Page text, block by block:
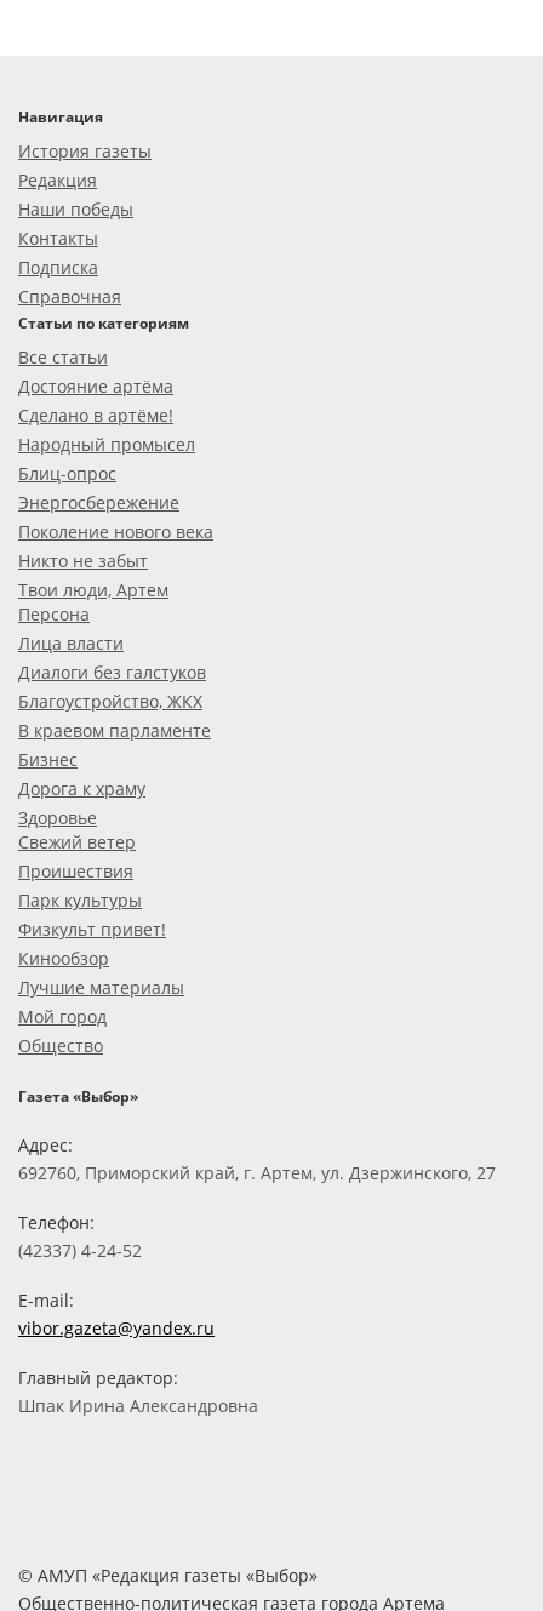
Навигация
История газеты
Редакция
Наши победы
Контакты
Подписка
Справочная
Статьи по категориям
Все статьи
Достояние артёма
Сделано в артёме!
Народный промысел
Блиц-опрос
Энергосбережение
Поколение нового века
Никто не забыт
Твои люди, Артем
Персона
Лица власти
Диалоги без галстуков
Благоустройство, ЖКХ
В краевом парламенте
Бизнес
Дорога к храму
Здоровье
Свежий ветер
Проишествия
Парк культуры
Физкульт привет!
Кинообзор
Лучшие материалы
Мой город
Общество
Газета «Выбор»
Адрес:
692760, Приморский край, г. Артем, ул. Дзержинского, 27
Телефон:
(42337) 4-24-52
E-mail:
vibor.gazeta@yandex.ru
Главный редактор:
Шпак Ирина Александровна
© АМУП «Редакция газеты «Выбор»
Общественно-политическая газета города Артема